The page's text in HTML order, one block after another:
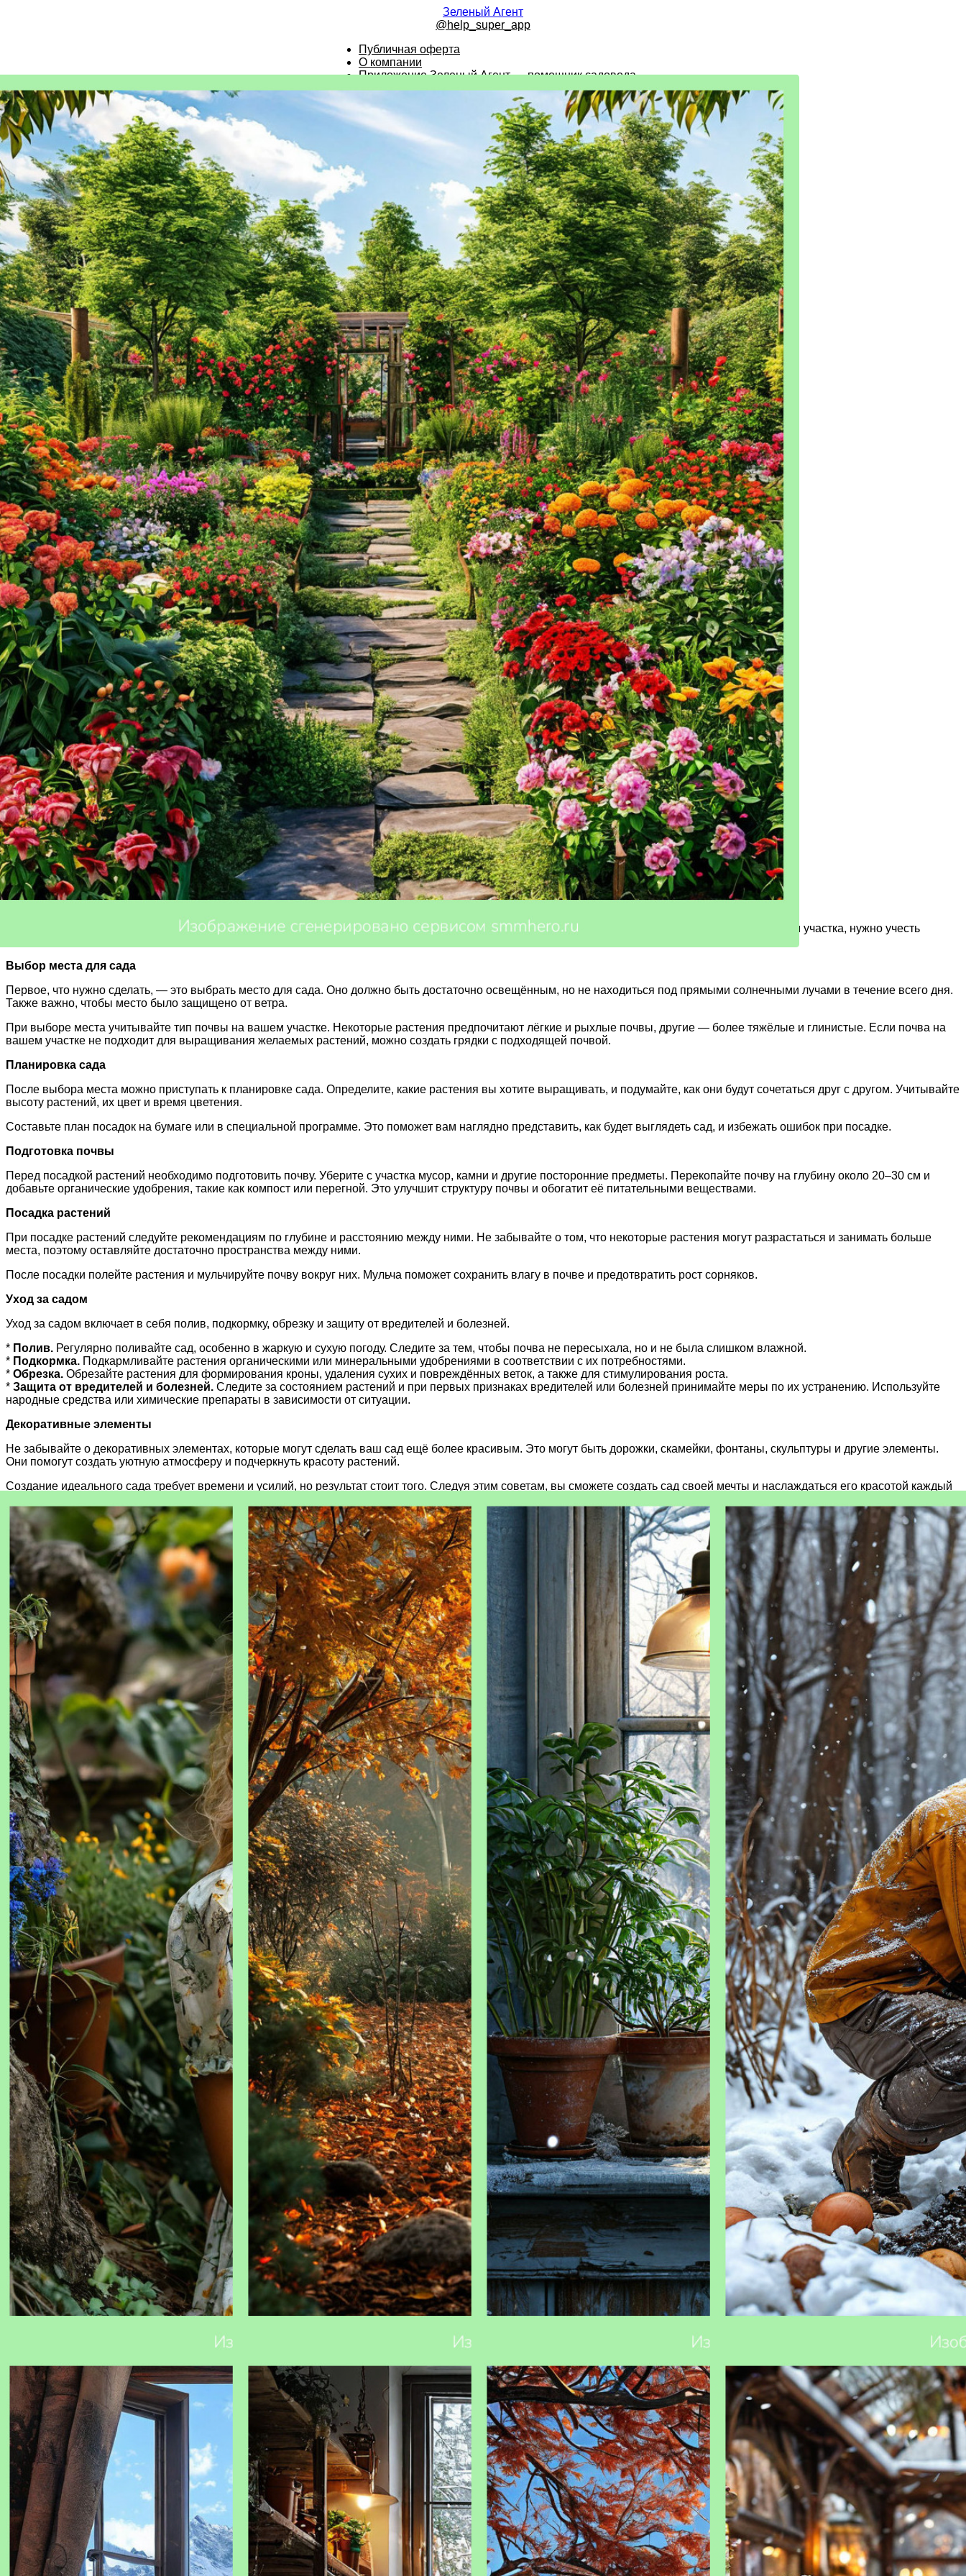
Зеленый Агент
@help_super_app
Публичная оферта
О компании
Приложение Зеленый Агент — помощник садовода
Как создать идеальный сад: советы для начинающих садоводов
Создание сада — это увлекательное занятие, которое может принести много радости и пользы. Но для того чтобы сад стал настоящим украшением участка, нужно учесть
Выбор места для сада
Первое, что нужно сделать, — это выбрать место для сада. Оно должно быть достаточно освещённым, но не находиться под прямыми солнечными лучами в течение всего дня.
Также важно, чтобы место было защищено от ветра.
При выборе места учитывайте тип почвы на вашем участке. Некоторые растения предпочитают лёгкие и рыхлые почвы, другие — более тяжёлые и глинистые. Если почва на
вашем участке не подходит для выращивания желаемых растений, можно создать грядки с подходящей почвой.
Планировка сада
После выбора места можно приступать к планировке сада. Определите, какие растения вы хотите выращивать, и подумайте, как они будут сочетаться друг с другом. Учитывайте
высоту растений, их цвет и время цветения.
Составьте план посадок на бумаге или в специальной программе. Это поможет вам наглядно представить, как будет выглядеть сад, и избежать ошибок при посадке.
Подготовка почвы
Перед посадкой растений необходимо подготовить почву. Уберите с участка мусор, камни и другие посторонние предметы. Перекопайте почву на глубину около 20–30 см и
добавьте органические удобрения, такие как компост или перегной. Это улучшит структуру почвы и обогатит её питательными веществами.
Посадка растений
При посадке растений следуйте рекомендациям по глубине и расстоянию между ними. Не забывайте о том, что некоторые растения могут разрастаться и занимать больше
места, поэтому оставляйте достаточно пространства между ними.
После посадки полейте растения и мульчируйте почву вокруг них. Мульча поможет сохранить влагу в почве и предотвратить рост сорняков.
Уход за садом
Уход за садом включает в себя полив, подкормку, обрезку и защиту от вредителей и болезней.
* Полив. Регулярно поливайте сад, особенно в жаркую и сухую погоду. Следите за тем, чтобы почва не пересыхала, но и не была слишком влажной.
* Подкормка. Подкармливайте растения органическими или минеральными удобрениями в соответствии с их потребностями.
* Обрезка. Обрезайте растения для формирования кроны, удаления сухих и повреждённых веток, а также для стимулирования роста.
* Защита от вредителей и болезней. Следите за состоянием растений и при первых признаках вредителей или болезней принимайте меры по их устранению. Используйте
народные средства или химические препараты в зависимости от ситуации.
Декоративные элементы
Не забывайте о декоративных элементах, которые могут сделать ваш сад ещё более красивым. Это могут быть дорожки, скамейки, фонтаны, скульптуры и другие элементы.
Они помогут создать уютную атмосферу и подчеркнуть красоту растений.
Создание идеального сада требует времени и усилий, но результат стоит того. Следуя этим советам, вы сможете создать сад своей мечты и наслаждаться его красотой каждый
Статьи
ИИ-помощник iOreestr.ru: точность данных и
недвижимостью, транспортом и
юридическими лицами
Как подготовить сад к зиме: основные этапы
Зимовка комнатных растений: правила и
Какие растения можно сажать зимой: гид